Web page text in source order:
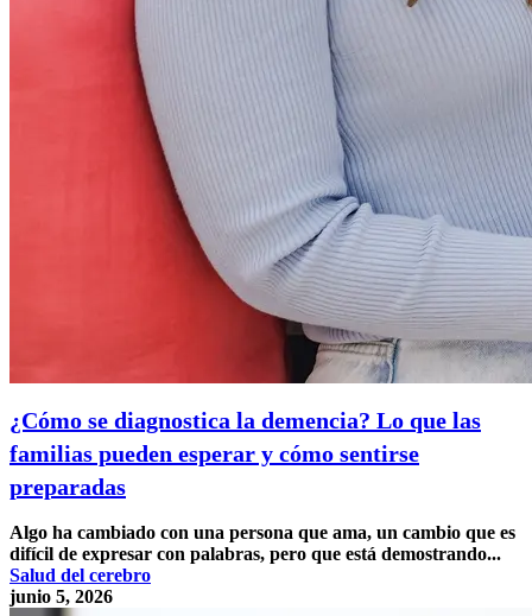
¿Cómo se diagnostica la demencia? Lo que las
familias pueden esperar y cómo sentirse
preparadas
Algo ha cambiado con una persona que ama, un cambio que es
difícil de expresar con palabras, pero que está demostrando...
Salud del cerebro
junio 5, 2026